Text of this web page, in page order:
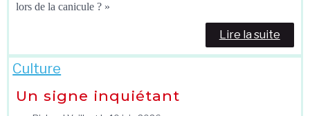
lors de la canicule ? »
Lire la suite
Culture
Un signe inquiétant